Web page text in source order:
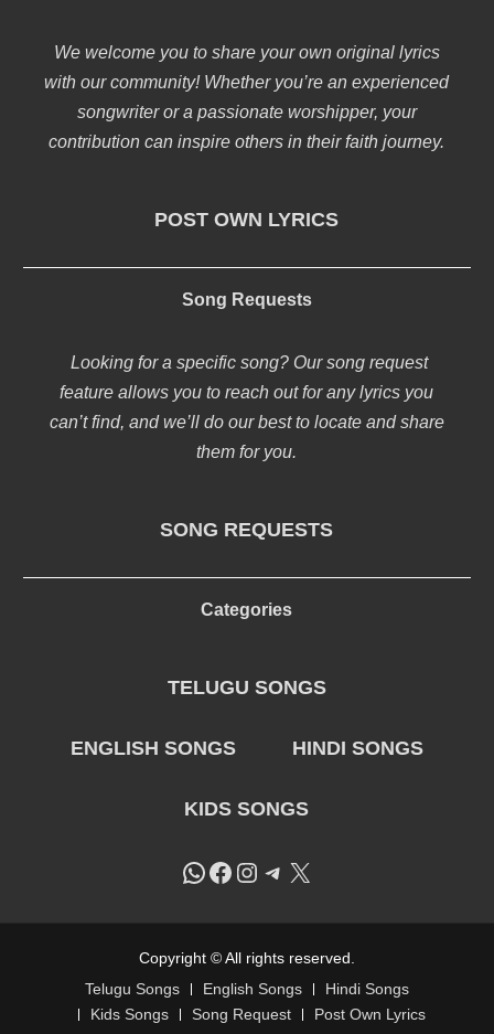
We welcome you to share your own original lyrics
with our community! Whether you’re an experienced
songwriter or a passionate worshipper, your
contribution can inspire others in their faith journey.
POST OWN LYRICS
Song Requests
Looking for a specific song? Our song request
feature allows you to reach out for any lyrics you
can’t find, and we’ll do our best to locate and share
them for you.
SONG REQUESTS
Categories
TELUGU SONGS
ENGLISH SONGS HINDI SONGS
KIDS SONGS
WhatsApp
Facebook
Instagram
Telegram
X
Copyright © All rights reserved.
Telugu Songs
English Songs
Hindi Songs
Kids Songs
Song Request
Post Own Lyrics